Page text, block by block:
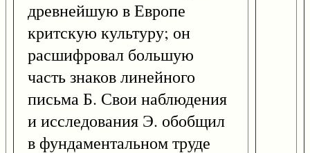
древнейшую в Европе
критскую культуру; он
расшифровал большую
часть знаков линейного
письма Б. Свои наблюдения
и исследования Э. обобщил
в фундаментальном труде